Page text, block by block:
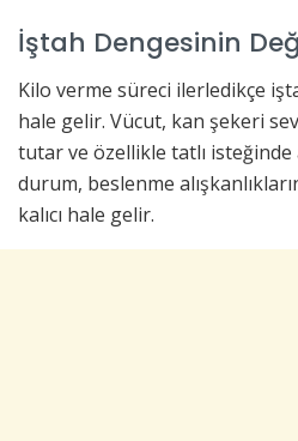
İştah Dengesinin
Kilo verme süreci ilerledikçe
hale gelir. Vücut, kan şekeri
tutar ve özellikle tatlı isteğinde
durum, beslenme
kalıcı hale gelir.